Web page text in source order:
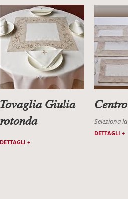
Tovaglia Giulia
rotonda
DETTAGLI +
Seleziona
DETTAGLI +